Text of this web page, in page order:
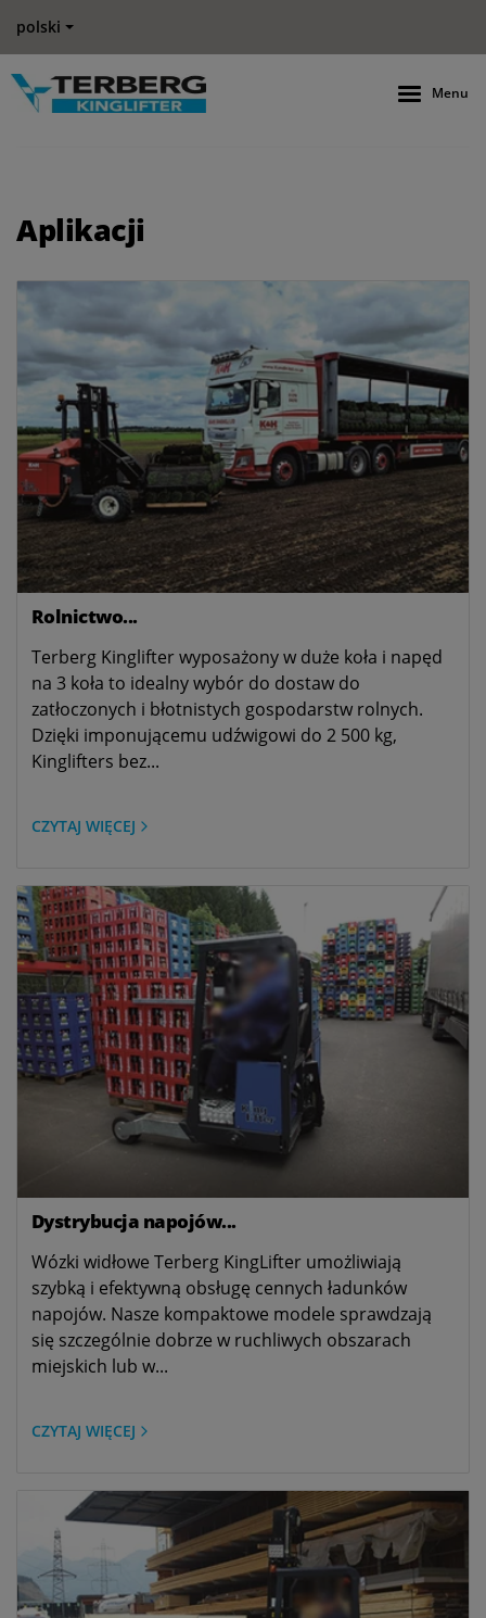
polski
Menu
Aplikacji
Rolnictwo...
Terberg Kinglifter wyposażony w duże koła i napęd
na 3 koła to idealny wybór do dostaw do
zatłoczonych i błotnistych gospodarstw rolnych.
Dzięki imponującemu udźwigowi do 2 500 kg,
Kinglifters bez...
CZYTAJ WIĘCEJ
Dystrybucja napojów...
Wózki widłowe Terberg KingLifter umożliwiają
szybką i efektywną obsługę cennych ładunków
napojów. Nasze kompaktowe modele sprawdzają
się szczególnie dobrze w ruchliwych obszarach
miejskich lub w...
CZYTAJ WIĘCEJ